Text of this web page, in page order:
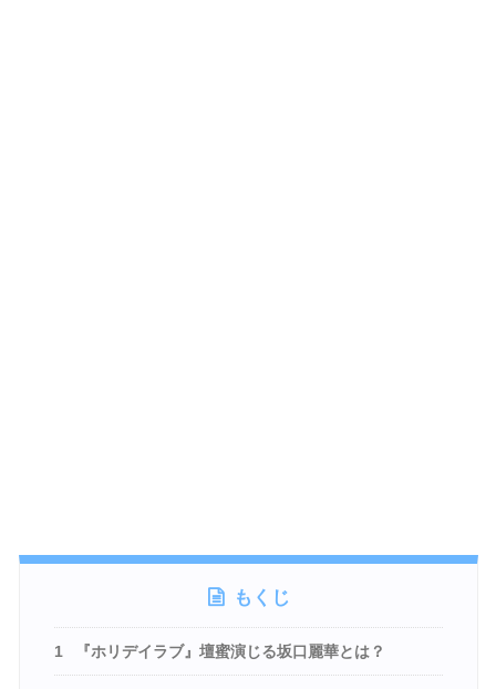
もくじ
1 『ホリデイラブ』壇蜜演じる坂口麗華とは？